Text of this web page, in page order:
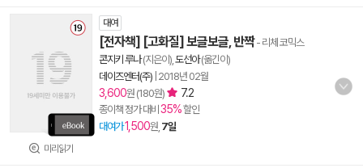
미리읽기
대여
[전자책] [고화질] 보글보글, 반짝- 리체 코믹스
콘지키 루나(지은이), 도선아(옮긴이)
데이즈엔터(주) 2018년 02월
3,600원 (180원) 7.2
종이책 정가 대비 35%할인
대여가1,500원, 7일